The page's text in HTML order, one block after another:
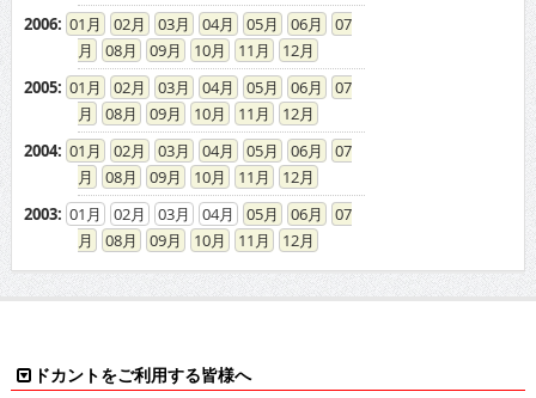
2006: 01 02 03 04 05 06
07
08
09 10 11
12
2005: 01 02 03 04 05 06
07
08
09 10 11
12
2004: 01 02 03 04 05 06
07
08
09 10 11
12
2003: 01 02 03 04 05 06
07
08
09 10 11 12
ドカントをご利用する皆様へ